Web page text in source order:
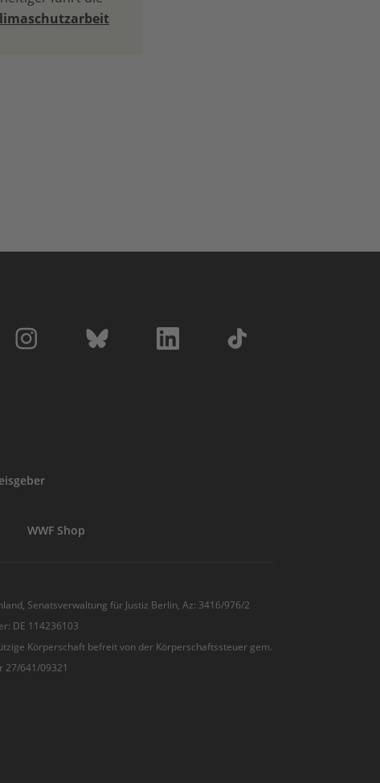
WWF Shop
Senatsverwaltung für Justiz Berlin, Az: 3416/976/2
DE 114236103
Körperschaft befreit von der Körperschaftssteuer gem.
27/641/09321